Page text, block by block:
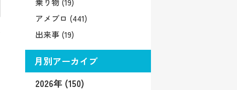
アメブロ (441)
出来事 (19)
月別アーカイブ
2026年 (150)